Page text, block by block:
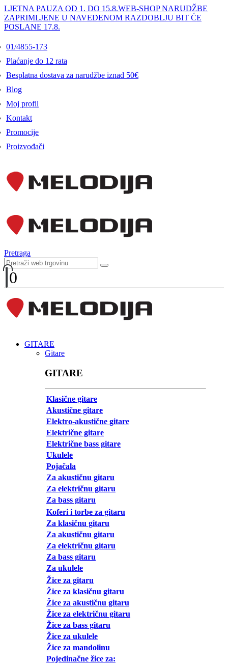
LJETNA PAUZA OD 1. DO 15.8.WEB-SHOP NARUDŽBE
ZAPRIMLJENE U NAVEDENOM RAZDOBLJU BIT ĆE
POSLANE 17.8.
01/4855-173
Plaćanje do 12 rata
Besplatna dostava za narudžbe iznad 50€
Blog
Moj profil
Kontakt
Promocije
Proizvođači
Pretraga
0
GITARE
Gitare
GITARE
Klasične gitare
Akustične gitare
Elektro-akustične gitare
Električne gitare
Električne bass gitare
Ukulele
Pojačala
Za akustičnu gitaru
Za električnu gitaru
Za bass gitaru
Koferi i torbe za gitaru
Za klasičnu gitaru
Za akustičnu gitaru
Za električnu gitaru
Za bass gitaru
Za ukulele
Žice za gitaru
Žice za klasičnu gitaru
Žice za akustičnu gitaru
Žice za električnu gitaru
Žice za bass gitaru
Žice za ukulele
Žice za mandolinu
Pojedinačne žice za: